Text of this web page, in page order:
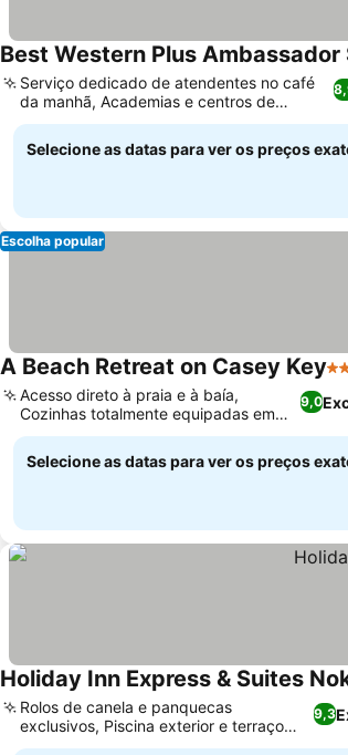
Best Western Plus Ambassador
Serviço dedicado de atendentes no café
da manhã, Academias e centros de
negócios 24 horas
Selecione as datas para ver os preços
Escolha popular
A Beach Retreat on Casey Key3
9,0
Acesso direto à praia e à baía,
Cozinhas totalmente equipadas em
cada unidade
Selecione as datas para ver os preços
Holiday Inn Express & Suites
9,3
Rolos de canela e panquecas
exclusivos, Piscina exterior e terraço
para banhos de sol